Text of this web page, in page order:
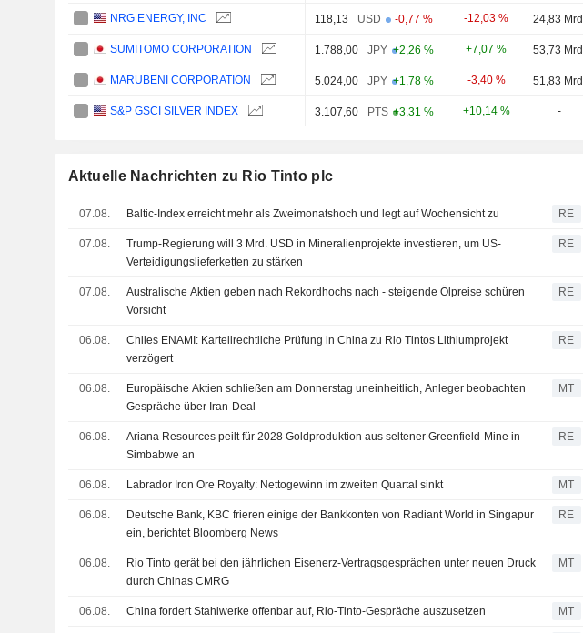
NRG ENERGY, INC 118,13 USD -0,77 % -12,03 % 24,83 Mrd.
SUMITOMO CORPORATION 1.788,00 JPY +2,26 % +7,07 % 53,73 Mrd.
MARUBENI CORPORATION 5.024,00 JPY +1,78 % -3,40 % 51,83 Mrd.
S&P GSCI SILVER INDEX 3.107,60 PTS +3,31 % +10,14 % -
Aktuelle Nachrichten zu Rio Tinto plc
07.08. Baltic-Index erreicht mehr als Zweimonatshoch und legt auf Wochensicht zu RE
07.08.
Trump-Regierung will 3 Mrd. USD in Mineralienprojekte investieren, um US-
Verteidigungslieferketten zu stärken
RE
07.08.
Australische Aktien geben nach Rekordhochs nach - steigende Ölpreise schüren
Vorsicht
RE
06.08.
Chiles ENAMI: Kartellrechtliche Prüfung in China zu Rio Tintos Lithiumprojekt
verzögert
RE
06.08.
Europäische Aktien schließen am Donnerstag uneinheitlich, Anleger beobachten
Gespräche über Iran-Deal
MT
06.08.
Ariana Resources peilt für 2028 Goldproduktion aus seltener Greenfield-Mine in
Simbabwe an
RE
06.08. Labrador Iron Ore Royalty: Nettogewinn im zweiten Quartal sinkt MT
06.08.
Deutsche Bank, KBC frieren einige der Bankkonten von Radiant World in Singapur
ein, berichtet Bloomberg News
RE
06.08.
Rio Tinto gerät bei den jährlichen Eisenerz-Vertragsgesprächen unter neuen Druck
durch Chinas CMRG
MT
06.08. China fordert Stahlwerke offenbar auf, Rio-Tinto-Gespräche auszusetzen MT